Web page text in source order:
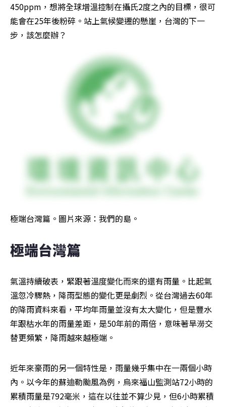
450ppm，想將全球增溫控制在攝氏2度之內的目標，很可
能會在25年後粉碎。站上氣候變遷的懸崖，台灣的下一
步，該怎麼辦？
極端台灣篇。圖片來源：我們的島。
極端台灣篇
氣溫持續破表，緊跟著溫度變化而來的還有雨量。比起氣
溫忽冷驟熱，降雨型態的變化更是劇烈。從台灣過去60年
的降雨資料來看，平均年雨量並沒有太大變化，但是豐水
年跟枯水年的雨量差距，是50年前的兩倍，意味著旱澇交
替更頻繁，降雨越來越極端。
近年來豪雨的另一個特性是，雨量幾乎集中在一兩個小時
內。以今年的蘇迪勒颱風為例，烏來福山監測站72小時的
累積雨量是792毫米，這在以往並不算少見，但6小時累積